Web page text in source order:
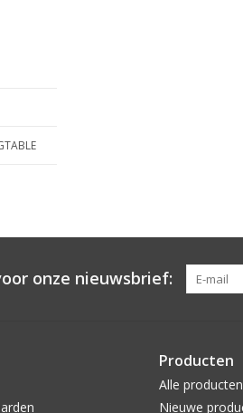
onze nieuwsbrief:
Producten
Alle producten
Nieuwe